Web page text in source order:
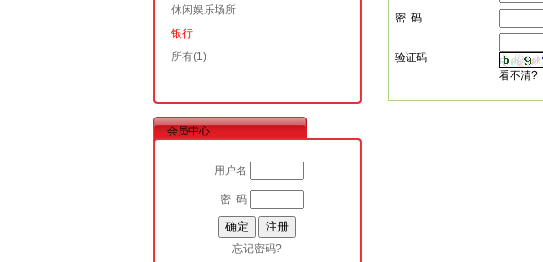
休闲娱乐场所
银行
所有(1)
会员中心
用户名
密 码
忘记密码?
密 码
验证码
看不清?